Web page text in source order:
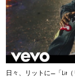
日々、リットに—「Lit